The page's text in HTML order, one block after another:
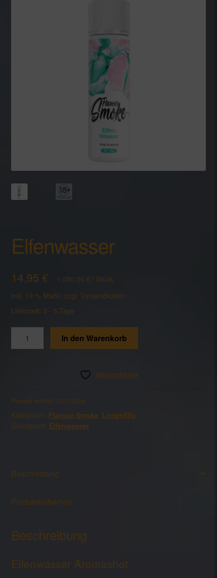
Warenkorb
Widerrufsbelehrung
Zahlung und Versand
Elfenwasser
14,95 € 1.050,00€ / Stück
inkl. 19 % MwSt. zzgl. Versandkosten
Lieferzeit: 3 - 5 Tage
Menge
In den Warenkorb
Wunschliste
Produkt enthält: 0,01 Stück
Kategorien: Flavour-Smoke, Longsfills
Schlagwort: Elfenwasser
Beschreibung
Produktsicherheit
Beschreibung
Elfenwasser Aromashot